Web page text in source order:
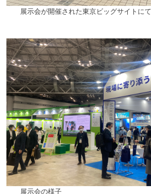
展示会が開催された東京ビッグサイトにて
展示会の様子